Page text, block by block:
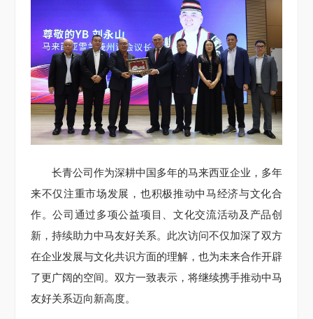
长青公司作为深耕中国多年的马来西亚企业，多年
来不仅注重市场发展，也积极推动中马经济与文化合
作。公司通过多项公益项目、文化交流活动及产品创
新，持续助力中马友好关系。此次访问不仅加深了双方
在企业发展与文化共识方面的理解，也为未来合作开辟
了更广阔的空间。双方一致表示，将继续携手推动中马
友好关系迈向新高度。